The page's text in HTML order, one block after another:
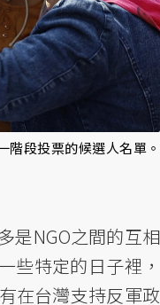
階段投票的候選人名單。
是NGO之間的互相
些特定的日子裡，
在台灣支持反軍政